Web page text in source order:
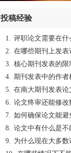
投稿经验
1. 评职论文需要在什么期
2. 在哪些期刊上发表论文，对
3. 核心期刊发表的限
4. 期刊发表中的作者标识：
5. 在南大期刊发表论文：一场知识探索
6. 论文终审还能修改
7. 如何确保论文能避免被退回：
8. 论文中有什么是不
9. 为什么现在大多数论文会被评判为AI撰写？（深度剖析